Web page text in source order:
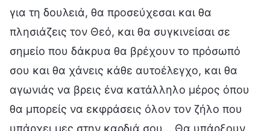
για τη δουλειά, θα προσεύχεσαι και θα
πλησιάζεις τον Θεό, και θα συγκινείσαι σε
σημείο που δάκρυα θα βρέχουν το πρόσωπό
σου και θα χάνεις κάθε αυτοέλεγχο, και θα
αγωνιάς να βρεις ένα κατάλληλο μέρος όπου
θα μπορείς να εκφράσεις όλον τον ζήλο που
υπάρχει μες στην καρδιά σου… Θα υπάρξουν